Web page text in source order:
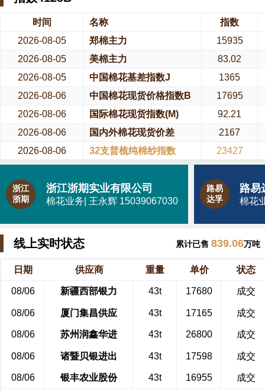
时间 名称
指数
2026-08-05
郑棉主力
15935
2026-08-05
美棉主力
83.02
2026-08-05
中国棉花基差指数J
1365
2026-08-06
中国棉花现货价格指数B
17695
2026-08-06
国际棉花现货指数(M)
92.21
2026-08-06
国内外棉花现货价差
2167
2026-08-06
32支普梳纯棉纱指数 23427
浙江
浙期
浙江浙期实业有限公司
棉花业务| 王永辉 15039067030
路易
达孚
棉花
线上实时状态 累计已售 839.06万吨
日期 供应商 重量 单价 状态
08/06 新疆西部银力 43t 17680 成交
08/06 厦门集昌供应 43t 17165 成交
08/06 苏州润鑫华进 43t 26800 成交
08/06 诸暨贝银进出 43t 17598 成交
08/06 银丰农业股份 43t 16955 成交